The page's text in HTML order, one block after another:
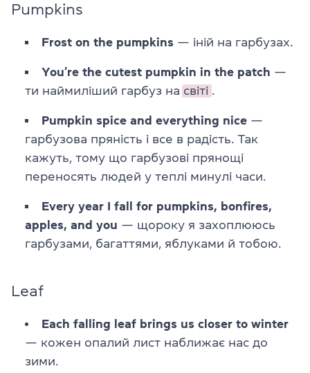
Pumpkins
Frost on the pumpkins — іній на гарбузах.
You’re the cutest pumpkin in the patch —
ти наймиліший гарбуз на світі .
Pumpkin spice and everything nice —
гарбузова пряність і все в радість. Так
кажуть, тому що гарбузові прянощі
переносять людей у теплі минулі часи.
Every year I fall for pumpkins, bonfires,
apples, and you — щороку я захоплююсь
гарбузами, багаттями, яблуками й тобою.
Leaf
Each falling leaf brings us closer to winter
— кожен опалий лист наближає нас до
зими.